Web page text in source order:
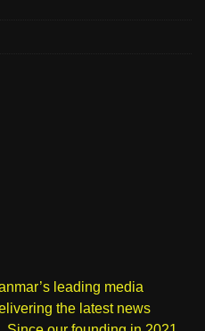
leading media
the latest news